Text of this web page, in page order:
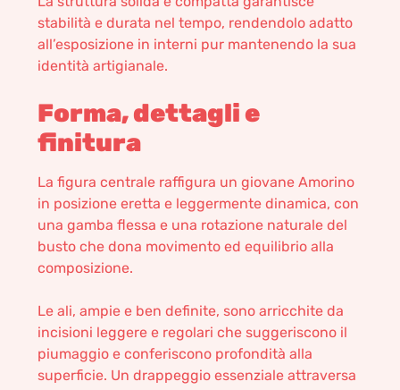
stabilità e durata nel tempo, rendendolo adatto
all’esposizione in interni pur mantenendo la sua
identità artigianale.
Forma, dettagli e
finitura
La figura centrale raffigura un giovane Amorino
in posizione eretta e leggermente dinamica, con
una gamba flessa e una rotazione naturale del
busto che dona movimento ed equilibrio alla
composizione.
Le ali, ampie e ben definite, sono arricchite da
incisioni leggere e regolari che suggeriscono il
piumaggio e conferiscono profondità alla
superficie. Un drappeggio essenziale attraversa